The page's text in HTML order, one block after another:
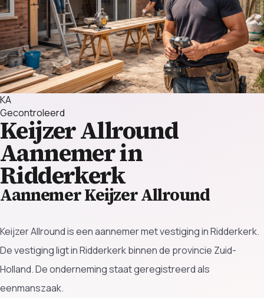
KA
Gecontroleerd
Keijzer Allround
Aannemer in
Ridderkerk
Aannemer Keijzer Allround
Keijzer Allround is een aannemer met vestiging in Ridderkerk.
De vestiging ligt in Ridderkerk binnen de provincie Zuid-
Holland. De onderneming staat geregistreerd als
eenmanszaak.